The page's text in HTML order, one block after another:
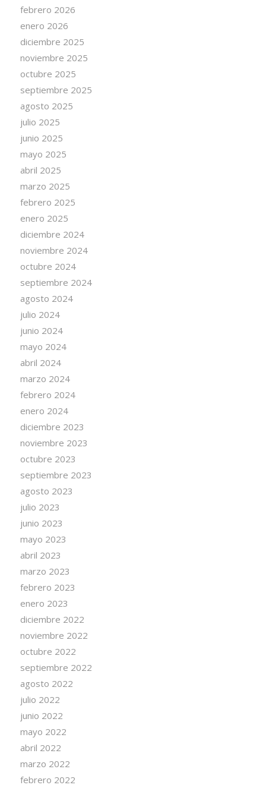
febrero 2026
enero 2026
diciembre 2025
noviembre 2025
octubre 2025
septiembre 2025
agosto 2025
julio 2025
junio 2025
mayo 2025
abril 2025
marzo 2025
febrero 2025
enero 2025
diciembre 2024
noviembre 2024
octubre 2024
septiembre 2024
agosto 2024
julio 2024
junio 2024
mayo 2024
abril 2024
marzo 2024
febrero 2024
enero 2024
diciembre 2023
noviembre 2023
octubre 2023
septiembre 2023
agosto 2023
julio 2023
junio 2023
mayo 2023
abril 2023
marzo 2023
febrero 2023
enero 2023
diciembre 2022
noviembre 2022
octubre 2022
septiembre 2022
agosto 2022
julio 2022
junio 2022
mayo 2022
abril 2022
marzo 2022
febrero 2022